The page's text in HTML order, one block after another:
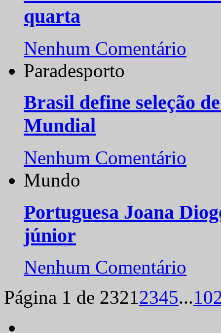
quarta
Nenhum Comentário
Paradesporto
Brasil define seleção
Mundial
Nenhum Comentário
Mundo
Portuguesa Joana
júnior
Nenhum Comentário
Página 1 de 23212345...10